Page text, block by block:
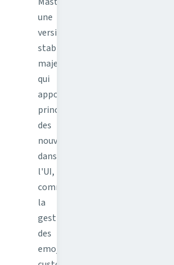
une
version
stable
majeure
qui
apportait
principalement
des
nouveautés
dans
l'UI,
comme
la
gestion
des
emojis